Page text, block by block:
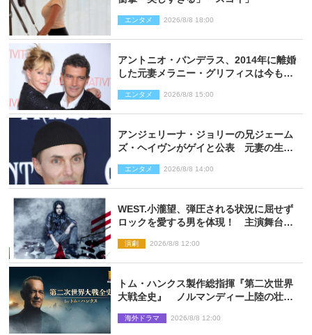
エンタメ 2026/8/8 18:00
アントニオ・バンデラス、2014年に離婚
した元妻メラニー・グリフィスは今も
エンタメ 2026/8/8 15:00
アンジェリーナ・ジョリーの兄ジェーム
ズ・ヘイヴンがゲイと公表 元妻の生配
エンタメ 2026/8/8 14:00
WEST.小瀧望、弾圧される状況に屈せず
ロックを愛する男を体現！ 主演舞台
演劇 2026/8/8 12:00
トム・ハンクス製作総指揮『第二次世界
大戦全史』 ノルマンディー上陸の壮絶
海外ドラマ 2026/8/8 12:00